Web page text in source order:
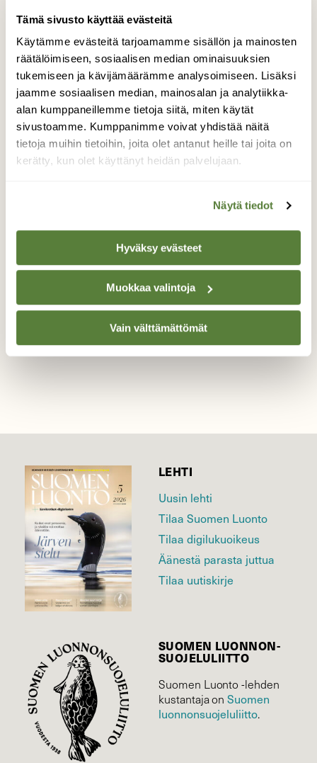
Tämä sivusto käyttää evästeitä
Käytämme evästeitä tarjoamamme sisällön ja mainosten
räätälöimiseen, sosiaalisen median ominaisuuksien
tukemiseen ja kävijämäärämme analysoimiseen. Lisäksi
jaamme sosiaalisen median, mainosalan ja analytiikka-
alan kumppaneillemme tietoja siitä, miten käytät
sivustoamme. Kumppanimme voivat yhdistää näitä
tietoja muihin tietoihin, joita olet antanut heille tai joita on
kerätty, kun olet käyttänyt heidän palvelujaan.
Näytä tiedot
Hyväksy evästeet
Muokkaa valintoja
Vain välttämättömät
Telkän poikasten lepohetki uimakoulun
lomassa.
Valokuvaaja: Raija Oksanen, Lammi,Perikää
LEHTI
Uusin lehti
Tilaa Suomen Luonto
Tilaa digilukuoikeus
Äänestä parasta juttua
Tilaa uutiskirje
SUOMEN LUONNON­
SUOJELU­LIITTO
Suomen Luonto -lehden
kustantaja onSuomen
luonnonsuojelu­liitto.